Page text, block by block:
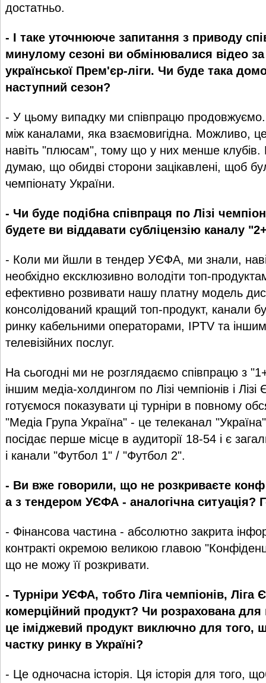
достатньо.
- І таке уточнююче запитання з приводу
минулому сезоні ви обмінювалися відео
української Прем'єр-ліги. Чи буде така
наступний сезон?
- У цьому випадку ми співпрацю продовжуємо.
між каналами, яка взаємовигідна. Можливо,
навіть "плюсам", тому що у них менше клубів.
думаю, що обидві сторони зацікавлені, щоб
чемпіонату України.
- Чи буде подібна співпраця по Лізі
будете ви віддавати субліцензію каналу
- Коли ми йшли в тендер УЄФА, ми знали,
необхідно ексклюзивно володіти топ-
ефективно розвивати нашу платну модель
консолідований кращий топ-продукт, канали
ринку кабельними операторами, IPTV та
телевізійних послуг.
На сьогодні ми не розглядаємо співпрацю з
іншим медіа-холдингом по Лізі чемпіонів і Лізі
готуємося показувати ці турніри в повному
"Медіа Група Україна" - це телеканал
посідає перше місце в аудиторії 18-54 і є
і канали "Футбол 1" / "Футбол 2".
- Ви вже говорили, що не розкриваєте
а з тендером УЄФА - аналогічна ситуація?
- Фінансова частина - абсолютно закрита
контракті окремою великою главою
що не можу її розкривати.
- Турніри УЄФА, тобто Ліга чемпіонів, Ліга
комерційний продукт? Чи розрахована для
це іміджевий продукт виключно для того,
частку ринку в Україні?
- Це одночасна історія. Ця історія для того,